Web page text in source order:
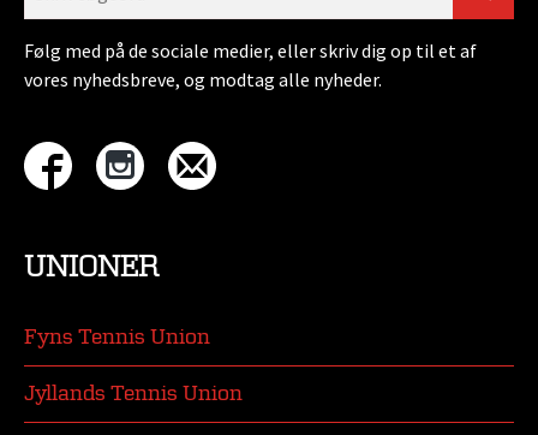
Følg med på de sociale medier, eller skriv dig op til et af
vores nyhedsbreve, og modtag alle nyheder.
UNIONER
Fyns Tennis Union
Jyllands Tennis Union